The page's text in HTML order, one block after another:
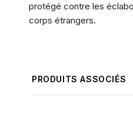
protégé contre les
corps étrangers.
PRODUITS ASSOCIÉS